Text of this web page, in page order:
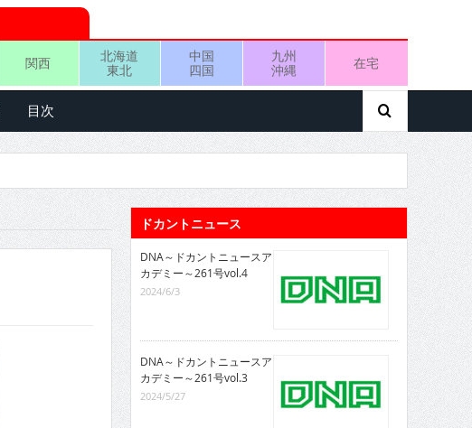
関西
北海道
東北
中国
四国
九州
沖縄
在宅
目次
ドカントニュース
DNA～ドカントニュースア
カデミー～261号vol.4
2024/6/3
DNA～ドカントニュースア
カデミー～261号vol.3
2024/5/27